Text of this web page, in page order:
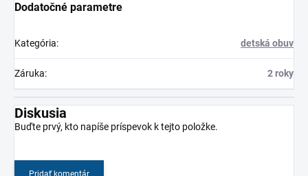
Dodatočné parametre
Kategória: detská obuv
Záruka: 2 roky
Diskusia
Buďte prvý, kto napíše príspevok k tejto položke.
Pridať komentár